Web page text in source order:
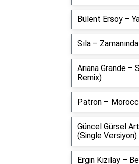
Bülent Ersoy –
Sıla – Zamanında
Ariana Grande –
Remix)
Patron –
Güncel Gürsel
(Single Versiyon)
Ergin Kızılay –